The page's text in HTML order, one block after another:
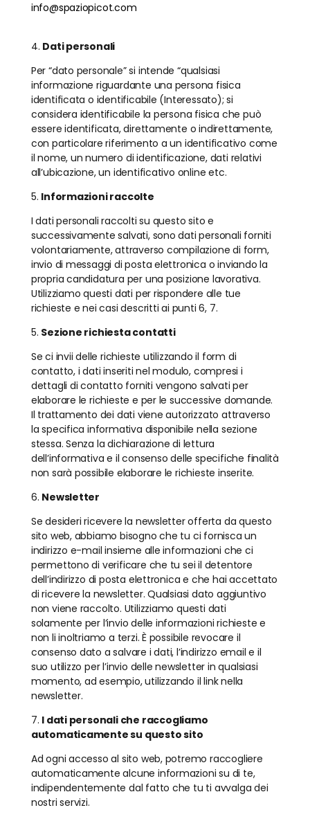
info@spaziopicot.com
4. Dati personali
Per “dato personale” si intende “qualsiasi
informazione riguardante una persona fisica
identificata o identificabile (Interessato); si
considera identificabile la persona fisica che può
essere identificata, direttamente o indirettamente,
con particolare riferimento a un identificativo come
il nome, un numero di identificazione, dati relativi
all’ubicazione, un identificativo online etc.
5. Informazioni raccolte
I dati personali raccolti su questo sito e
successivamente salvati, sono dati personali forniti
volontariamente, attraverso compilazione di form,
invio di messaggi di posta elettronica o inviando la
propria candidatura per una posizione lavorativa.
Utilizziamo questi dati per rispondere alle tue
richieste e nei casi descritti ai punti 6, 7.
5. Sezione richiesta contatti
Se ci invii delle richieste utilizzando il form di
contatto, i dati inseriti nel modulo, compresi i
dettagli di contatto forniti vengono salvati per
elaborare le richieste e per le successive domande.
Il trattamento dei dati viene autorizzato attraverso
la specifica informativa disponibile nella sezione
stessa. Senza la dichiarazione di lettura
dell’informativa e il consenso delle specifiche finalità
non sarà possibile elaborare le richieste inserite.
6. Newsletter
Se desideri ricevere la newsletter offerta da questo
sito web, abbiamo bisogno che tu ci fornisca un
indirizzo e-mail insieme alle informazioni che ci
permettono di verificare che tu sei il detentore
dell’indirizzo di posta elettronica e che hai accettato
di ricevere la newsletter. Qualsiasi dato aggiuntivo
non viene raccolto. Utilizziamo questi dati
solamente per l’invio delle informazioni richieste e
non li inoltriamo a terzi. È possibile revocare il
consenso dato a salvare i dati, l’indirizzo email e il
suo utilizzo per l’invio delle newsletter in qualsiasi
momento, ad esempio, utilizzando il link nella
newsletter.
7. I dati personali che raccogliamo
automaticamente su questo sito
Ad ogni accesso al sito web, potremo raccogliere
automaticamente alcune informazioni su di te,
indipendentemente dal fatto che tu ti avvalga dei
nostri servizi.